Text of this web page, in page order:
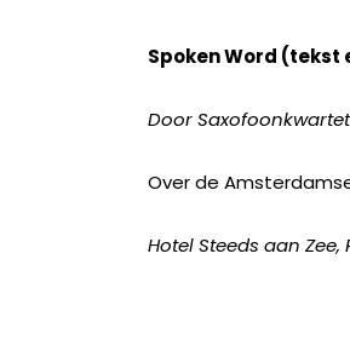
Spoken Word (tekst
Door
Over de
Hotel Steeds aan Zee,